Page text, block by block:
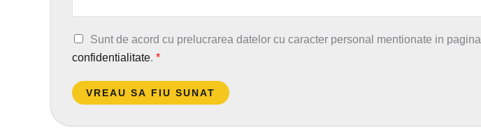
A
c
r
G
Sunt de acord cu prelucrarea datelor cu caracter personal mentionate in pagina
confidentialitate. *
VREAU SA FIU SUNAT